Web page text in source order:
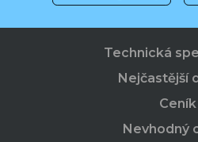
Technická
Nejčastější
Ceník
Nevhodný